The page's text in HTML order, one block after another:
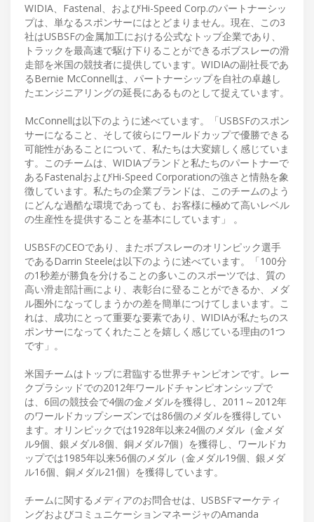
WIDIA、Fastenal、およびHi-Speed Corp.のパートナーシッ
プは、単なるスポンサーにはとどまりません。現在、この3
社はUSBSFの金属加工における公式なトップ企業であり、
トラックを最高速で駆け下りることができるボブスレーの滑
走部を米国の競技者に提供しています。WIDIAの副社長であ
るBernie McConnellは、パートナーシップを自社の卓越し
たエンジニアリングの延長にあるものとして捉えています。
McConnellは以下のように述べています。「USBSFのスポン
サーになること、そして彼らにワールドカップで優勝できる
可能性があることについて、私たちは大変嬉しく感じていま
す。このチームは、WIDIAブランドと私たちのパートナーで
あるFastenalおよびHi-Speed Corporationの強さと情熱を象
徴しています。私たちの企業ブランドは、このチームのよう
にどんな過酷な環境であっても、お客様に極めて高いレベル
の生産性を提供することを基本にしています」 。
USBSFのCEOであり、またボブスレーのオリンピック選手
であるDarrin Steeleは以下のように述べています。「100分
の1秒差が勝負を分けることの多いこのスポーツでは、質の
高い滑走部計画により、表彰台に登ることができるか、メダ
ル圏外になってしまうかの差を簡単につけてしまいます。こ
れは、成功にとって重要な要素であり、WIDIAが私たちのス
ポンサーになってくれたことを嬉しく感じている理由の1つ
です」。
米国チームはトップに君臨する世界チャンピオンです。レー
クプラシッドでの2012年ワールドチャンピオンシップで
は、6回の競技会で4個の金メダルを獲得し、2011～2012年
のワールドカップシーズンでは86個のメダルを獲得してい
ます。オリンピックでは1928年以来24個のメダル（金メダ
ル9個、銀メダル8個、銅メダル7個）を獲得し、ワールドカ
ップでは1985年以来56個のメダル（金メダル19個、銀メダ
ル16個、銅メダル21個）を獲得しています。
チームに関するメディアのお問合せは、USBSFマーケティ
ングおよびコミュニケーションマネージャのAmanda